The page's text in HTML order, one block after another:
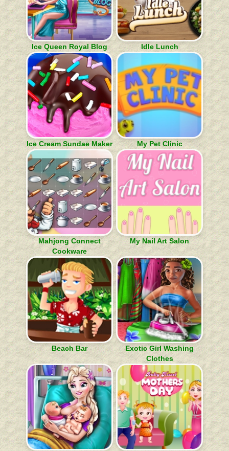
Ice Queen Royal Blog Idle Lunch
Ice Cream Sundae Maker My Pet Clinic
Mahjong Connect
Cookware
My Nail Art Salon
Beach Bar
Exotic Girl Washing
Clothes